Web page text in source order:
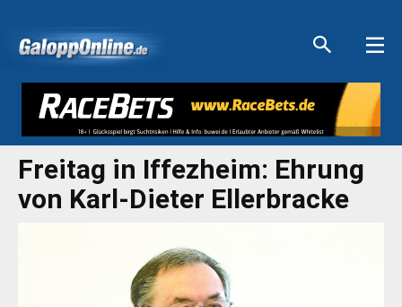
Freitag in Iffezheim: Ehrung
von Karl-Dieter Ellerbracke